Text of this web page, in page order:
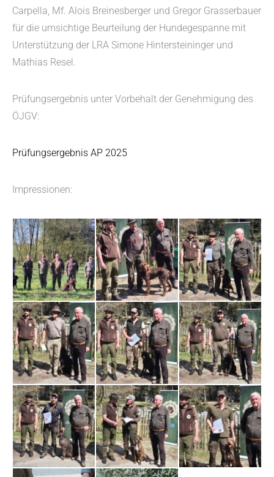
Carpella, Mf. Alois Breinesberger und Gregor Grasserbauer
für die umsichtige Beurteilung der Hundegespanne mit
Unterstützung der LRA Simone Hintersteininger und
Mathias Resel.
Prüfungsergebnis unter Vorbehalt der Genehmigung des
ÖJGV:
Prüfungsergebnis AP 2025
Impressionen: